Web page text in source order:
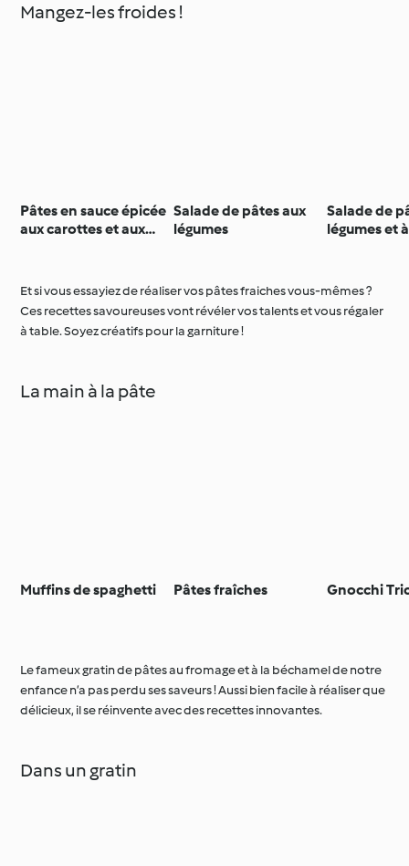
Mangez-les froides !
Pâtes en sauce épicée
aux carottes et aux
Salade de pâtes aux
légumes
Salade de
légumes et
Et si vous essayiez de réaliser vos pâtes fraiches vous-mêmes ?
Ces recettes savoureuses vont révéler vos talents et vous régaler
à table. Soyez créatifs pour la garniture !
La main à la pâte
Muffins de spaghetti Pâtes fraîches Gnocchi
Le fameux gratin de pâtes au fromage et à la béchamel de notre
enfance n’a pas perdu ses saveurs ! Aussi bien facile à réaliser que
délicieux, il se réinvente avec des recettes innovantes.
Dans un gratin